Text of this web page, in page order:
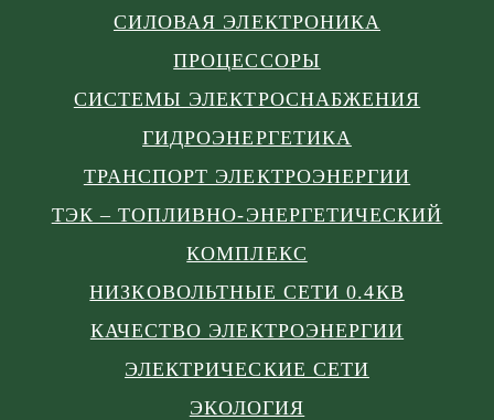
СИЛОВАЯ ЭЛЕКТРОНИКА
ПРОЦЕССОРЫ
СИСТЕМЫ ЭЛЕКТРОСНАБЖЕНИЯ
ГИДРОЭНЕРГЕТИКА
ТРАНСПОРТ ЭЛЕКТРОЭНЕРГИИ
ТЭК – ТОПЛИВНО-ЭНЕРГЕТИЧЕСКИЙ
КОМПЛЕКС
НИЗКОВОЛЬТНЫЕ СЕТИ 0.4КВ
КАЧЕСТВО ЭЛЕКТРОЭНЕРГИИ
ЭЛЕКТРИЧЕСКИЕ СЕТИ
ЭКОЛОГИЯ